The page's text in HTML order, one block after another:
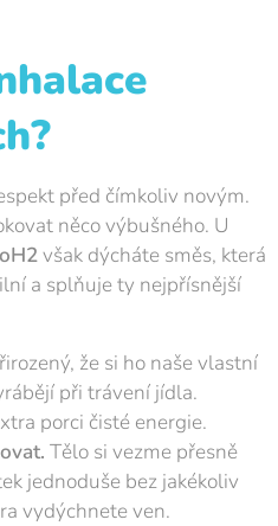
před čímkoliv novým.
něco výbušného. U
však dýcháte směs, která
a splňuje ty nejpřísnější
že si ho naše vlastní
při trávení jídla.
porci čisté energie.
Tělo si vezme přesně
jednoduše bez jakékoliv
vydýchnete ven.